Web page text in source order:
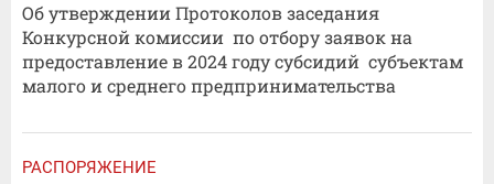
Об утверждении Протоколов заседания
Конкурсной комиссии по отбору заявок на
предоставление в 2024 году субсидий субъектам
малого и среднего предпринимательства
РАСПОРЯЖЕНИЕ